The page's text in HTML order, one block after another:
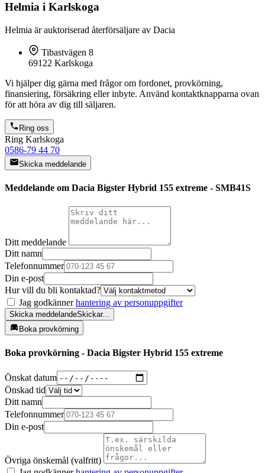
Helmia i Karlskoga
Helmia är auktoriserad återförsäljare av Dacia
Tibastvägen 8
69122 Karlskoga
Vi hjälper dig gärna med frågor om fordonet, provkörning,
finansiering, försäkring eller inbyte. Använd kontaktknapparna ovan
för att höra av dig till säljaren.
Ring oss
Ring Karlskoga
0586-79 44 70
Skicka meddelande
Meddelande om Dacia Bigster Hybrid 155 extreme - SMB41S
Ditt meddelande
Ditt namn
Telefonnummer
Din e-post
Hur vill du bli kontaktad?
Jag godkännerhantering av personuppgifter
Skicka meddelandeSkickar...
Boka provkörning
Boka provkörning - Dacia Bigster Hybrid 155 extreme
Önskat datum
Önskad tid
Ditt namn
Telefonnummer
Din e-post
Övriga önskemål (valfritt)